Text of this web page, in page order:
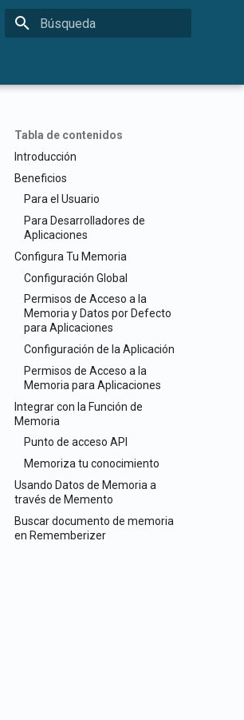
Tabla de contenidos
Introducción
Beneficios
Para el Usuario
Para Desarrolladores de
Aplicaciones
Configura Tu Memoria
Configuración Global
Permisos de Acceso a la
Memoria y Datos por Defecto
para Aplicaciones
Configuración de la Aplicación
Permisos de Acceso a la
Memoria para Aplicaciones
Integrar con la Función de
Memoria
Punto de acceso API
Memoriza tu conocimiento
Usando Datos de Memoria a
través de Memento
Buscar documento de memoria
en Rememberizer